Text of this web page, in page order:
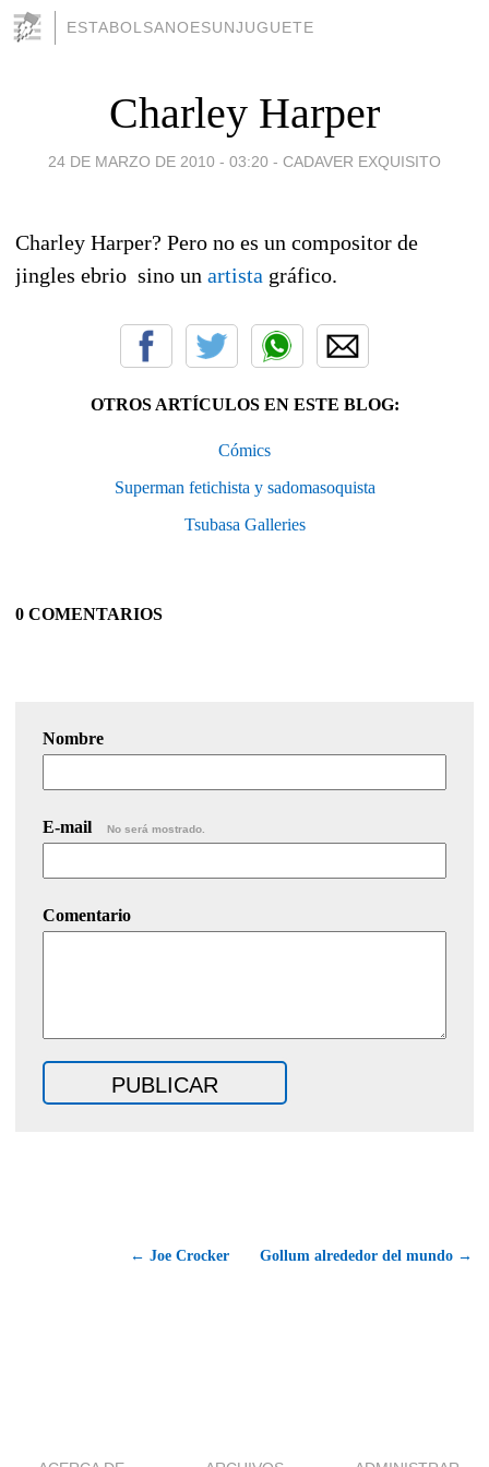
ESTABOLSANOESUNJUGUETE
Charley Harper
24 DE MARZO DE 2010 - 03:20 - CADAVER EXQUISITO
Charley Harper? Pero no es un compositor de
jingles ebrio sino un artista gráfico.
OTROS ARTÍCULOS EN ESTE BLOG:
Cómics
Superman fetichista y sadomasoquista
Tsubasa Galleries
0 COMENTARIOS
Nombre
E-mail No será mostrado.
Comentario
← Joe Crocker Gollum alrededor del mundo →